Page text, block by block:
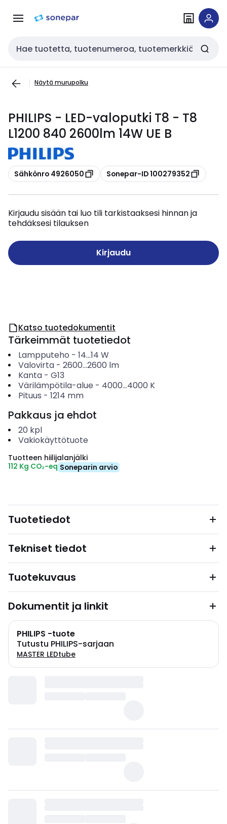
navigointiinsisältöön
Haku
Näytä murupolku
PHILIPS - LED-valoputki T8 - T8
L1200 840 2600lm 14W UE B
Kopioi
Sähkönro 4926050 Kopioi
Sonepar-ID 100279352
Kirjaudu sisään tai luo tili tarkistaaksesi hinnan ja
tehdäksesi tilauksen
Kirjaudu
Katso tuotedokumentit
Tärkeimmät tuotetiedot
Lampputeho - 14...14 W
Valovirta- 2600...2600 lm
Kanta- G13
Värilämpötila-alue - 4000...4000 K
Pituus - 1214 mm
Pakkaus ja ehdot
20 kpl
Vakiokäyttötuote
Tuotteen hiilijalanjälki
112 Kg CO₂-eq Soneparin arvio
Tuotetiedot
Tekniset tiedot
Tuotekuvaus
Dokumentit ja linkit
PHILIPS -tuote
Tutustu PHILIPS-sarjaan
MASTER LEDtube